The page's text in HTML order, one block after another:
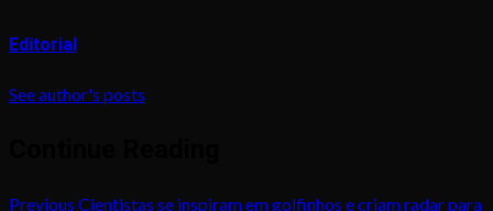
Editorial
See author's posts
Previous Cientistas se inspiram em golfinhos e criam radar para